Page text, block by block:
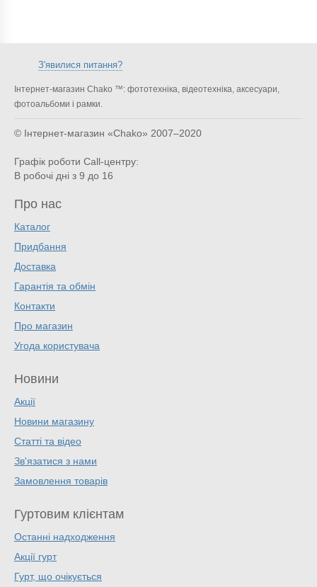
З'явилися питання?
Інтернет-магазин Chako ™: фототехніка, відеотехніка, аксесуари,
фотоальбоми і рамки.
© Інтернет-магазин «Chako» 2007–2020
Графік роботи Call-центру:
В робочі дні з 9 до 16
Про нас
Каталог
Придбання
Доставка
Гарантія та обмін
Контакти
Про магазин
Угода користувача
Новини
Акції
Новини магазину
Статті та відео
Зв'язатися з нами
Замовлення товарів
Гуртовим клієнтам
Останні надходження
Акції гурт
Гурт, що очікується